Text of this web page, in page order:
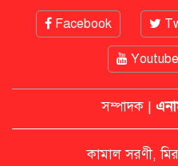
মশার
নিট
Facebook
Youtube
সম্পাদক |
কামাল সরণী,